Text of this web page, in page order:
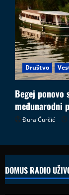
Društvo
Begej ponovo
međunarodni
Đura Ćurčić
DOMUS RADIO